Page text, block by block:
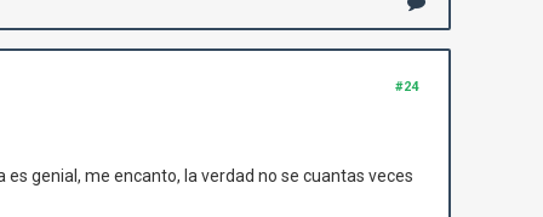
#24
genial, me encanto, la verdad no se cuantas veces